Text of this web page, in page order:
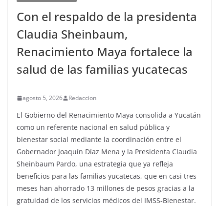
Con el respaldo de la presidenta
Claudia Sheinbaum,
Renacimiento Maya fortalece la
salud de las familias yucatecas
agosto 5, 2026 Redaccion
El Gobierno del Renacimiento Maya consolida a Yucatán
como un referente nacional en salud pública y
bienestar social mediante la coordinación entre el
Gobernador Joaquín Díaz Mena y la Presidenta Claudia
Sheinbaum Pardo, una estrategia que ya refleja
beneficios para las familias yucatecas, que en casi tres
meses han ahorrado 13 millones de pesos gracias a la
gratuidad de los servicios médicos del IMSS-Bienestar.